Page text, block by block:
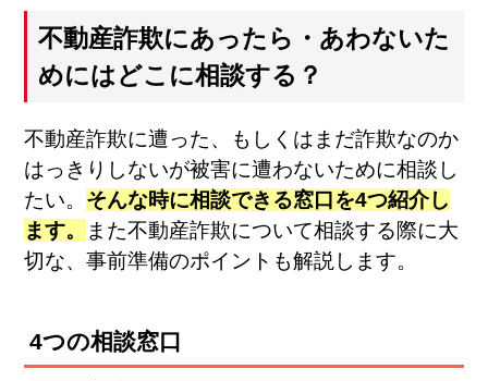
不動産詐欺にあったら・あわないた
めにはどこに相談する？
不動産詐欺に遭った、もしくはまだ詐欺なのか
はっきりしないが被害に遭わないために相談し
たい。 そんな時に相談できる窓口を4つ紹介し
ます。
また不動産詐欺について相談する際に大
切な、事前準備のポイントも解説します。
4つの相談窓口